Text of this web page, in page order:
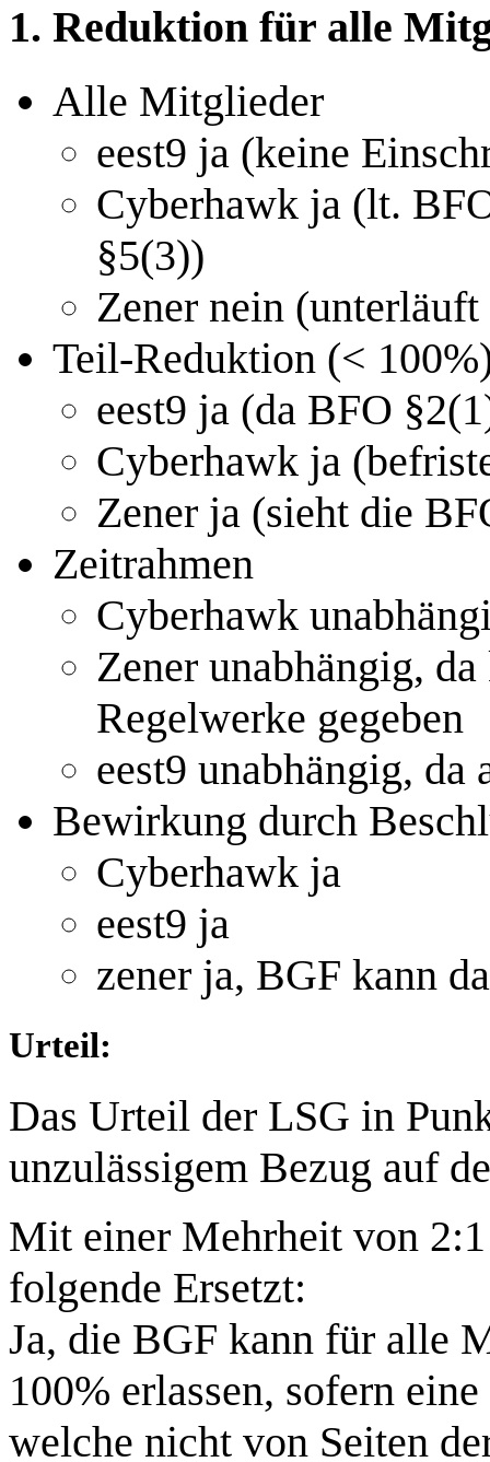
1. Reduktion für alle
Alle Mitglieder
eest9 ja (keine
Cyberhawk ja (lt.
§5(3))
Zener nein
Teil-Reduktion (<
eest9 ja (da BFO
Cyberhawk ja
Zener ja (sieht die
Zeitrahmen
Cyberhawk
Zener unabhängig,
Regelwerke gegeben
eest9 unabhängig,
Bewirkung durch
Cyberhawk ja
eest9 ja
zener ja, BGF kann
Urteil:
Das Urteil der LSG in
unzulässigem Bezug auf
Mit einer Mehrheit von
folgende Ersetzt:
Ja, die BGF kann für alle
100% erlassen, sofern
welche nicht von Seiten